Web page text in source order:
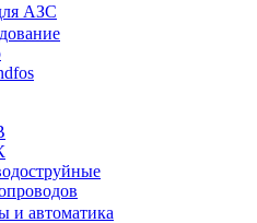
АЗС
и автоматика